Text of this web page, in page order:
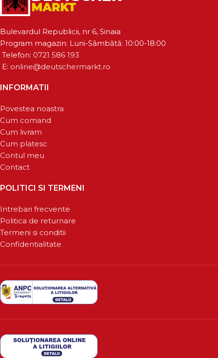
Bulevardul Republicii, nr 6, Sinaia
Program magazin: Luni-Sâmbătă: 10:00-18:00
Telefon: 0721 586 193
E: online@deutschermarkt.ro
INFORMATII
Povestea noastra
Cum comand
Cum livram
Cum platesc
Contul meu
Contact
POLITICI SI TERMENI
Intrebari frecvente
Politica de returnare
Termeni si conditii
Confidentialitate